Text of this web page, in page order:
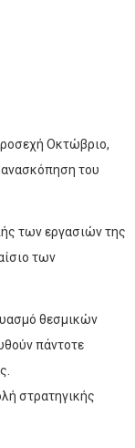
Οκτώβριο,
ανασκόπηση του
των εργασιών της
των
θεσμικών
πάντοτε
στρατηγικής